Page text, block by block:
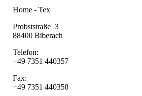
Home - Tex
Probststraße 3
88400 Biberach
Telefon:
+49 7351 440357
Fax:
+49 7351 440358